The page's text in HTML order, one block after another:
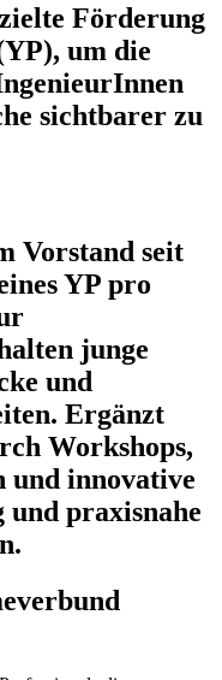
Förderung
um die
sichtbarer zu
Vorstand seit
YP pro
junge
und
Ergänzt
Workshops,
und innovative
praxisnahe